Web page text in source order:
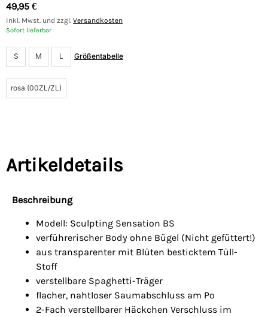
49,95 €
inkl. Mwst. und zzgl. Versandkosten
Sofort lieferbar
S M L Größentabelle
rosa (00ZL/ZL)
Artikeldetails
Beschreibung
Modell: Sculpting Sensation BS
verführerischer Body ohne Bügel (Nicht gefüttert!)
aus transparenter mit Blüten besticktem Tüll-
Stoff
verstellbare Spaghetti-Träger
flacher, nahtloser Saumabschluss am Po
2-Fach verstellbarer Häckchen Verschluss im